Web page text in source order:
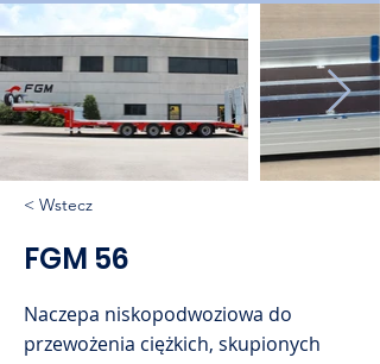
< Wstecz
FGM 56
Naczepa niskopodwoziowa do
przewożenia ciężkich, skupionych